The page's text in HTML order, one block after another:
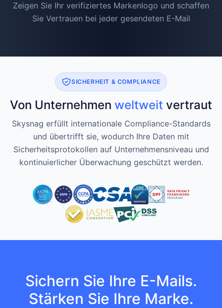
Zeigen Sie Ihr verifiziertes Markenlogo und schaffen
Sie Vertrauen bei jeder gesendeten E-Mail
SICHERHEIT & COMPLIANCE
Von Unternehmen weltweit vertraut
Skysnag erfüllt internationale Compliance-Standards
und übertrifft sie, wodurch Ihre Daten mit
Sicherheitsprotokollen auf Unternehmensniveau und
kontinuierlicher Überwachung geschützt werden.
Sichern Sie Ihre E-Mails.
Stärken Sie Ihre Marke.